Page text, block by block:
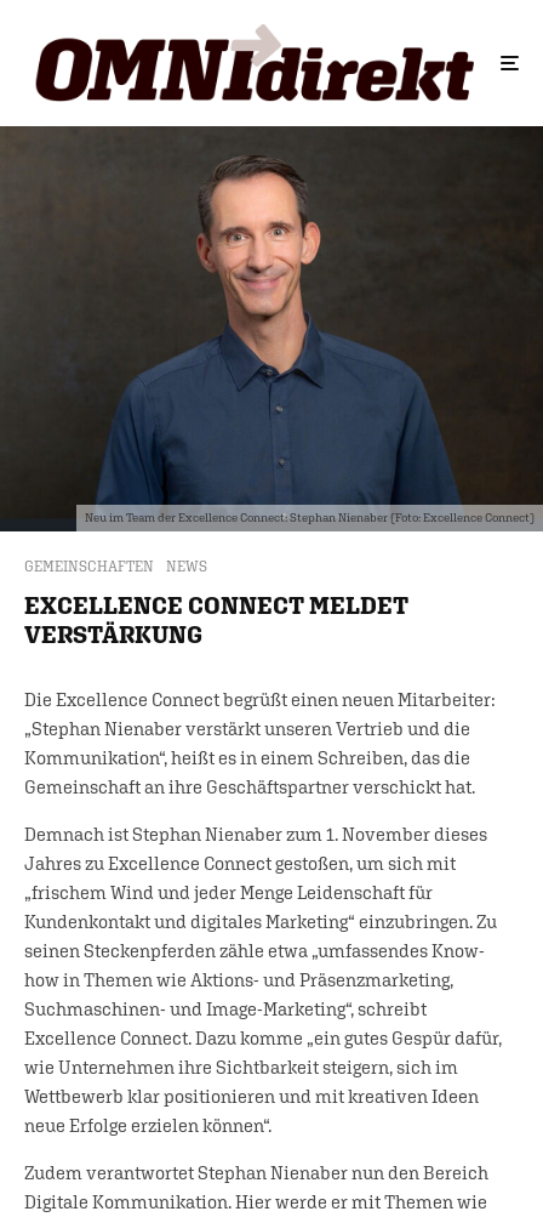
Neu im Team der Excellence Connect: Stephan Nienaber (Foto: Excellence Connect)
GEMEINSCHAFTEN NEWS
EXCELLENCE CONNECT MELDET
VERSTÄRKUNG
Die Excellence Connect begrüßt einen neuen Mitarbeiter:
„Stephan Nienaber verstärkt unseren Vertrieb und die
Kommunikation“, heißt es in einem Schreiben, das die
Gemeinschaft an ihre Geschäftspartner verschickt hat.
Demnach ist Stephan Nienaber zum 1. November dieses
Jahres zu Excellence Connect gestoßen, um sich mit
„frischem Wind und jeder Menge Leidenschaft für
Kundenkontakt und digitales Marketing“ einzubringen. Zu
seinen Steckenpferden zähle etwa „umfassendes Know-
how in Themen wie Aktions- und Präsenzmarketing,
Suchmaschinen- und Image-Marketing“, schreibt
Excellence Connect. Dazu komme „ein gutes Gespür dafür,
wie Unternehmen ihre Sichtbarkeit steigern, sich im
Wettbewerb klar positionieren und mit kreativen Ideen
neue Erfolge erzielen können“.
Zudem verantwortet Stephan Nienaber nun den Bereich
Digitale Kommunikation. Hier werde er mit Themen wie